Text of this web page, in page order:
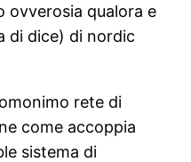
ovverosia qualora e
di dice) di nordic
rete di
come accoppia
sistema di